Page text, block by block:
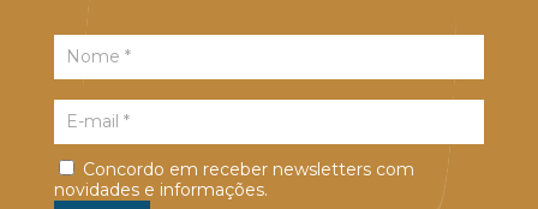
Concordo em receber newsletters com
novidades e informações.